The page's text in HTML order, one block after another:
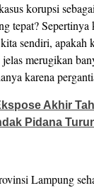
korupsi
tepat? Sepertinya
sendiri, apakah
jelas merugikan
karena
Akhir
Pidana
Lampung